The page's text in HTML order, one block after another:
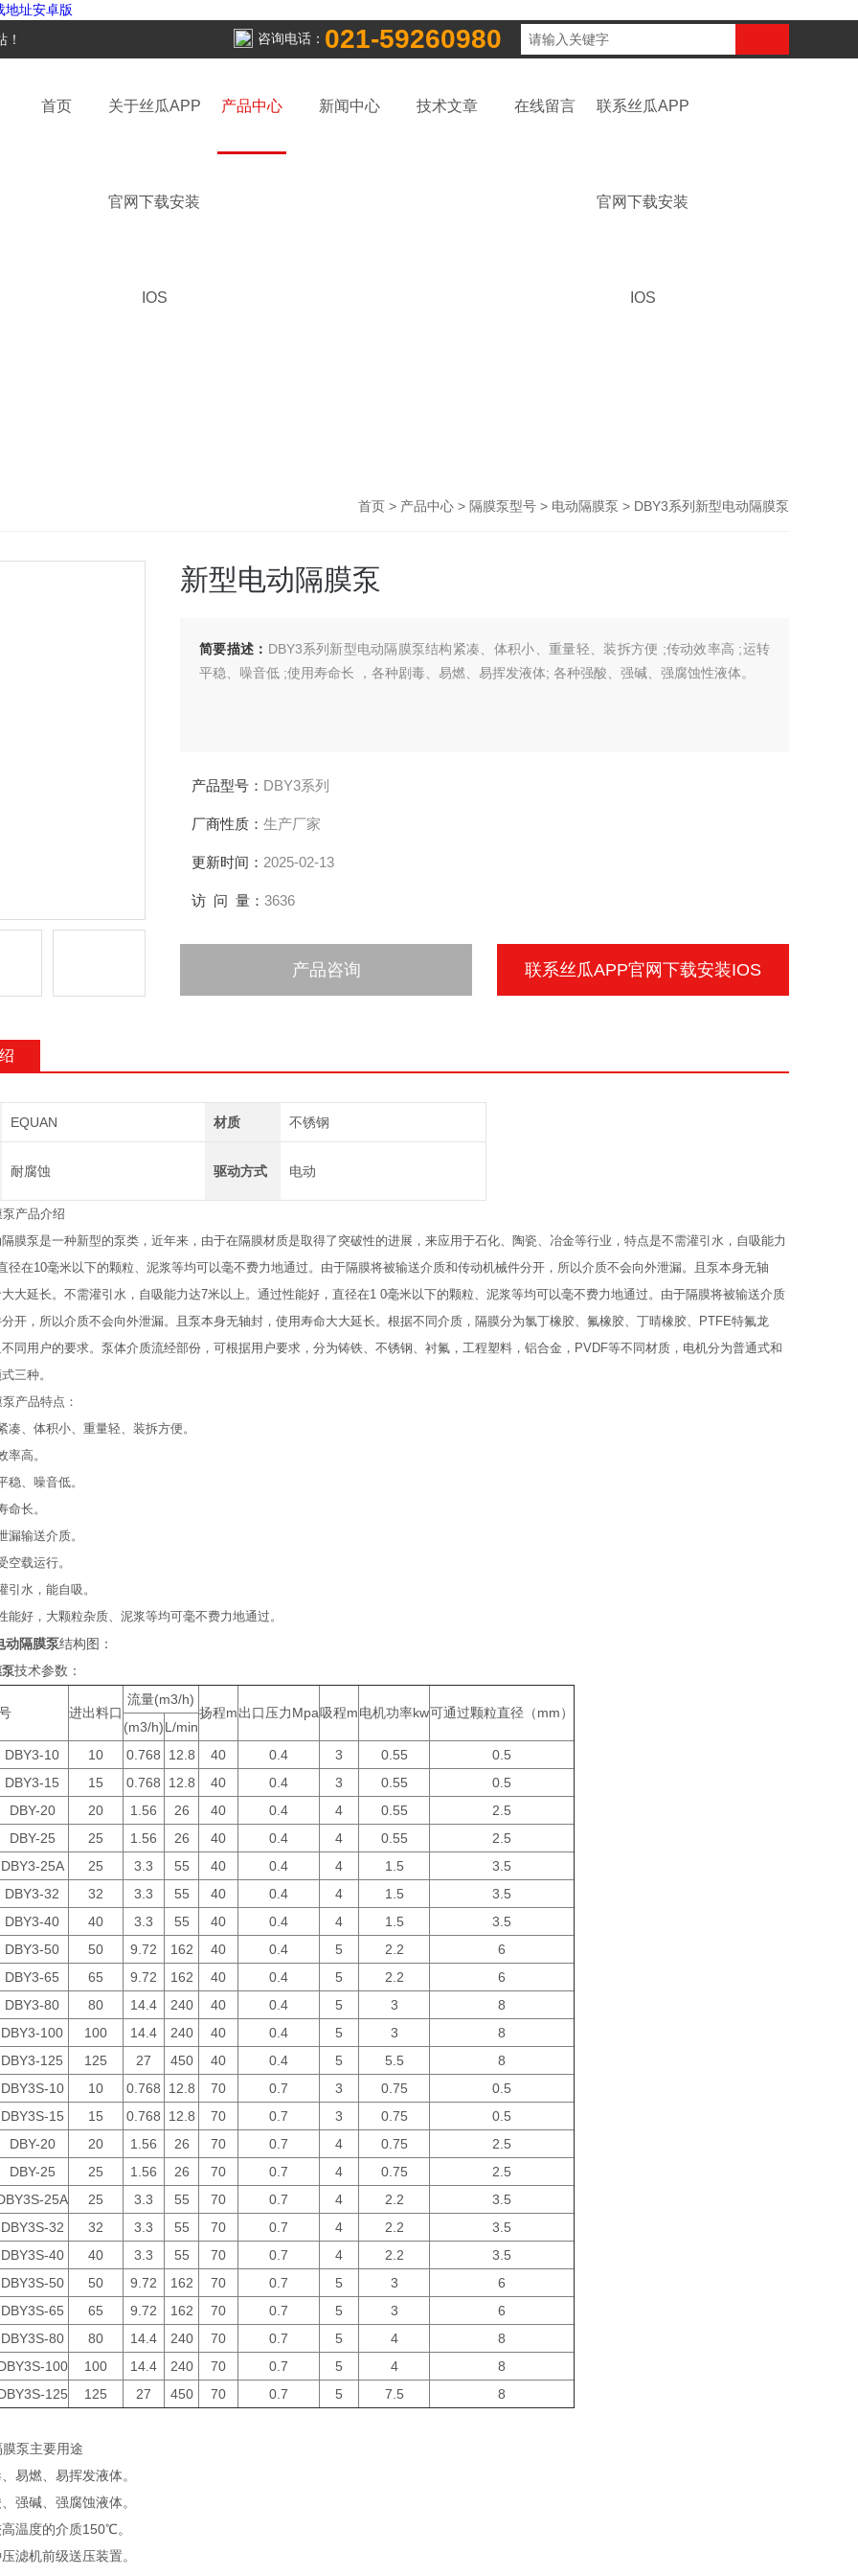
地址安卓版
！
咨询电话： 021-59260980
首页 关于丝瓜APP
官网下载安装
IOS
产品中心 新闻中心 技术文章 在线留言 联系丝瓜APP
官网下载安装
IOS
首页 > 产品中心 > 隔膜泵型号 > 电动隔膜泵 > DBY3系列新型电动隔膜泵
新型电动隔膜泵
简要描述： DBY3系列新型电动隔膜泵结构紧凑、体积小、重量轻、装拆方便 ;传动效率高 ;运转
平稳、噪音低 ;使用寿命长 ，各种剧毒、易燃、易挥发液体; 各种强酸、强碱、强腐蚀性液体。
产品型号： DBY3系列
厂商性质： 生产厂家
更新时间： 2025-02-13
访 问 量： 3636
产品咨询 联系丝瓜APP官网下载安装IOS
EQUAN 材质 不锈钢
耐腐蚀 驱动方式 电动
产品介绍
一种新型的泵类，近年来，由于在隔膜材质是取得了突破性的进展，来应用于石化、陶瓷、冶金等行业，特点是不需灌引水，自吸能力
径在10毫米以下的颗粒、泥浆等均可以毫不费力地通过。由于隔膜将被输送介质和传动机械件分开，所以介质不会向外泄漏。且泵本身无轴
大大延长。不需灌引水，自吸能力达7米以上。通过性能好，直径在1 0毫米以下的颗粒、泥浆等均可以毫不费力地通过。由于隔膜将被输送介质
，所以介质不会向外泄漏。且泵本身无轴封，使用寿命大大延长。根据不同介质，隔膜分为氯丁橡胶、氟橡胶、丁晴橡胶、PTFE特氟龙
不同用户的要求。泵体介质流经部份，可根据用户要求，分为铸铁、不锈钢、衬氟，工程塑料，铝合金，PVDF等不同材质，电机分为普通式和
种。
品特点：
、体积小、重量轻、装拆方便。
。
、噪音低。
。
输送介质。
载运行。
，能自吸。
，大颗粒杂质、泥浆等均可毫不费力地通过。
动隔膜泵结构图：
技术参数：
进出料口
流量(m3/h)
扬程m出口压力Mpa吸程m电机功率kw可通过颗粒直径（mm）
(m3/h)L/min
DBY3-10
10 0.768 12.8 40 0.4 3 0.55
0.5
DBY3-15
15 0.768 12.8 40 0.4 3 0.55
0.5
DBY-20
20 1.56 26 40 0.4 4 0.55
2.5
DBY-25
25 1.56 26 40 0.4 4 0.55
2.5
DBY3-25A
25 3.3 55 40 0.4 4 1.5
3.5
DBY3-32
32 3.3 55 40 0.4 4 1.5
3.5
DBY3-40
40 3.3 55 40 0.4 4 1.5
3.5
DBY3-50
50 9.72 162 40 0.4 5 2.2
6
DBY3-65
65 9.72 162 40 0.4 5 2.2
6
DBY3-80
80 14.4 240 40 0.4 5 3
8
DBY3-100
100 14.4 240 40 0.4 5 3
8
DBY3-125
125 27 450 40 0.4 5 5.5
8
DBY3S-10
10 0.768 12.8 70 0.7 3 0.75
0.5
DBY3S-15
15 0.768 12.8 70 0.7 3 0.75
0.5
DBY-20
20 1.56 26 70 0.7 4 0.75
2.5
DBY-25
25 1.56 26 70 0.7 4 0.75
2.5
25A
25 3.3 55 70 0.7 4 2.2
3.5
DBY3S-32
32 3.3 55 70 0.7 4 2.2
3.5
DBY3S-40
40 3.3 55 70 0.7 4 2.2
3.5
DBY3S-50
50 9.72 162 70 0.7 5 3
6
DBY3S-65
65 9.72 162 70 0.7 5 3
6
DBY3S-80
80 14.4 240 70 0.7 5 4
8
100
100 14.4 240 70 0.7 5 4
8
125
125 27 450 70 0.7 5 7.5 8
泵主要用途
易燃、易挥发液体。
、强碱、强腐蚀液体。
高温度的介质150℃。
滤机前级送压装置。